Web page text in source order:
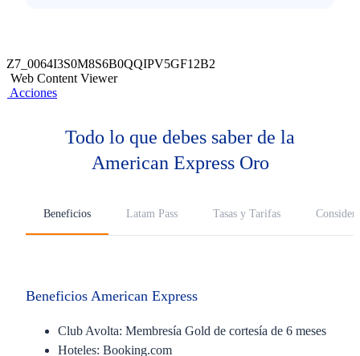
Z7_0064I3S0M8S6B0QQIPV5GF12B2
Web Content Viewer
Acciones
Todo lo que debes saber de la
American Express Oro
Beneficios Latam Pass Tasas y Tarifas
Beneficios American Express
Club Avolta: Membresía Gold de cortesía de 6 meses
Hoteles: Booking.com